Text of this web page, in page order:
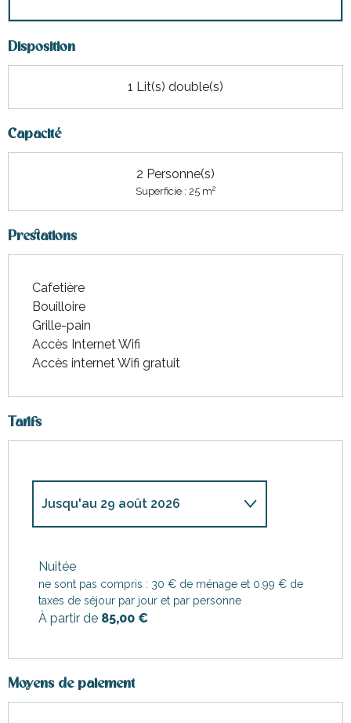
Disposition
1 Lit(s) double(s)
Capacité
2 Personne(s)
Superficie : 25 m2
Prestations
Cafetière
Bouilloire
Grille-pain
Accès Internet Wifi
Accès internet Wifi gratuit
Tarifs
Jusqu'au 29 août 2026
Du30 août 2026au24
octobre 2026
Nuitée
ne sont pas compris : 30 € de ménage et 0.99 € de
taxes de séjour par jour et par personne
À partir de 85,00 €
Moyens de paiement